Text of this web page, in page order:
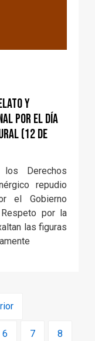
Y
POR EL DÍA
(12 DE
los Derechos
repudio
el Gobierno
por la
las figuras
Page
6 Page
7 Page
8